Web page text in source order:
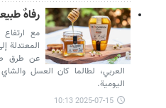
رفاهٌ
مع ارتفاع
المعتدلة
عن طرق
العربي، لطالما كان العسل
اليومية.
2025-07-15 10:13